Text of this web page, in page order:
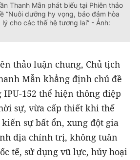
Thanh Mẫn phát biểu tại Phiên thảo
“Nuôi dưỡng hy vọng, bảo đảm hòa
cho các thế hệ tương lai” - Ảnh:
thảo luận chung, Chủ tịch
Mẫn khẳng định chủ đề
152 thể hiện thông điệp
sự, vừa cấp thiết khi thế
sự bất ổn, xung đột gia
địa chính trị, không tuân
tế, sử dụng vũ lực, hủy hoại